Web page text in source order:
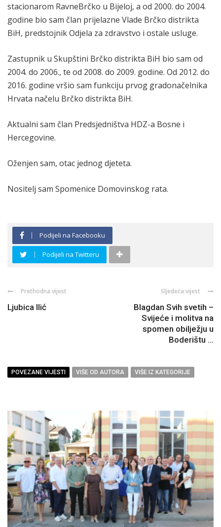
stacionarom RavneBrčko u Bijeloj, a od 2000. do 2004.
godine bio sam član prijelazne Vlade Brčko distrikta
BiH, predstojnik Odjela za zdravstvo i ostale usluge.
Zastupnik u Skupštini Brčko distrikta BiH bio sam od
2004. do 2006., te od 2008. do 2009. godine. Od 2012. do
2016. godine vršio sam funkciju prvog gradonačelnika
Hrvata načelu Brčko distrikta BiH.
Aktualni sam član Predsjedništva HDZ-a Bosne i
Hercegovine.
Oženjen sam, otac jednog djeteta.
Nositelj sam Spomenice Domovinskog rata.
Podijeli na Facebooku
Podijeli na Twitteru
Prethodna vijest
Ljubica Ilić
Sljedeća vijest
Blagdan Svih svetih –
Svijeće i molitva na
spomen obilježju u
Boderištu ...
POVEZANE VIJESTI VIŠE OD AUTORA VIŠE IZ KATEGORIJE